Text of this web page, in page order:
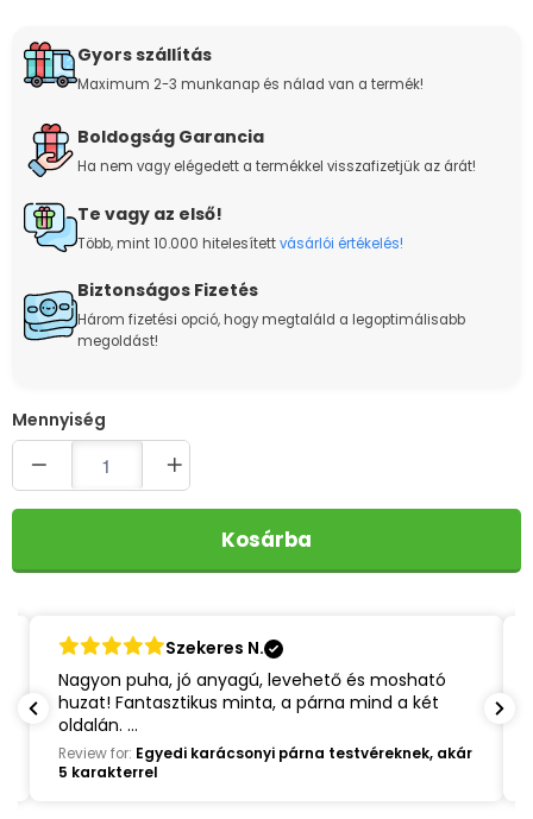
Gyors szállítás
Maximum 2-3 munkanap és nálad van a termék!
Boldogság Garancia
Ha nem vagy elégedett a termékkel visszafizetjük az árát!
Te vagy az első!
Több, mint 10.000 hitelesítettvásárlói értékelés!
Biztonságos Fizetés
Három fizetési opció, hogy megtaláld a legoptimálisabb
megoldást!
Kosárba
Szekeres N.
Nagyon puha, jó anyagú, levehető és mosható
huzat! Fantasztikus minta, a párna mind a két
oldalán.
Imádom!
Köszönöm!❤️
Review for: Egyedi karácsonyi párna testvéreknek, akár
5 karakterrel